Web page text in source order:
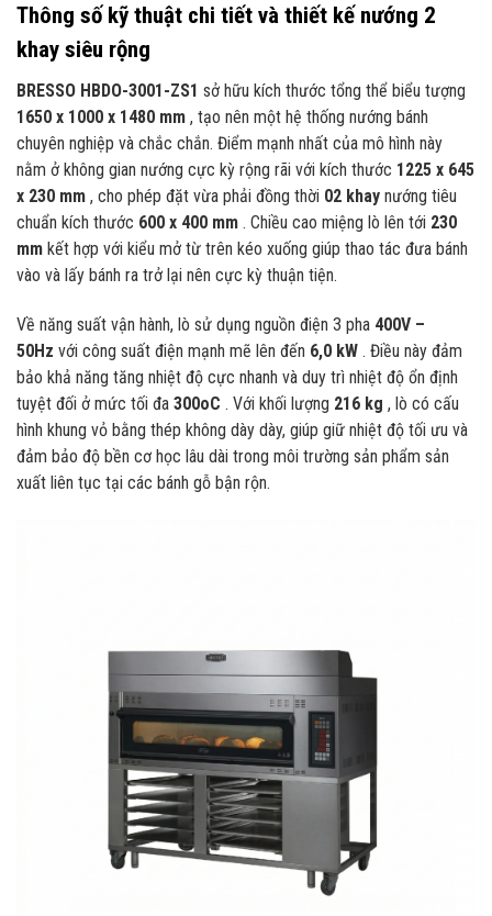
Thông số kỹ thuật chi tiết và thiết kế nướng 2
khay siêu rộng
BRESSO HBDO-3001-ZS1 sở hữu kích thước tổng thể biểu tượng
1650 x 1000 x 1480 mm , tạo nên một hệ thống nướng bánh
chuyên nghiệp và chắc chắn. Điểm mạnh nhất của mô hình này
nằm ở không gian nướng cực kỳ rộng rãi với kích thước 1225 x 645
x 230 mm , cho phép đặt vừa phải đồng thời 02 khay nướng tiêu
chuẩn kích thước 600 x 400 mm . Chiều cao miệng lò lên tới 230
mm kết hợp với kiểu mở từ trên kéo xuống giúp thao tác đưa bánh
vào và lấy bánh ra trở lại nên cực kỳ thuận tiện.
Về năng suất vận hành, lò sử dụng nguồn điện 3 pha 400V –
50Hz với công suất điện mạnh mẽ lên đến 6,0 kW . Điều này đảm
bảo khả năng tăng nhiệt độ cực nhanh và duy trì nhiệt độ ổn định
tuyệt đối ở mức tối đa 300oC . Với khối lượng 216 kg , lò có cấu
hình khung vỏ bằng thép không dày dày, giúp giữ nhiệt độ tối ưu và
đảm bảo độ bền cơ học lâu dài trong môi trường sản phẩm sản
xuất liên tục tại các bánh gỗ bận rộn.